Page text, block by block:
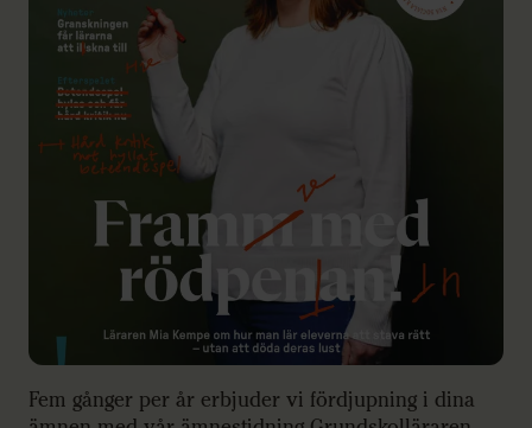
Fem gånger per år erbjuder vi fördjupning i dina